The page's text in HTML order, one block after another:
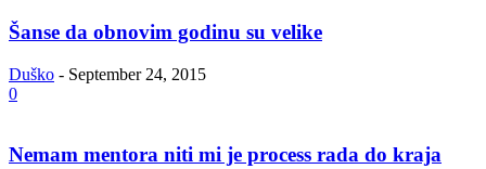
Šanse da obnovim godinu su velike
Duško - September 24, 2015
0
Nemam mentora niti mi je process rada do kraja